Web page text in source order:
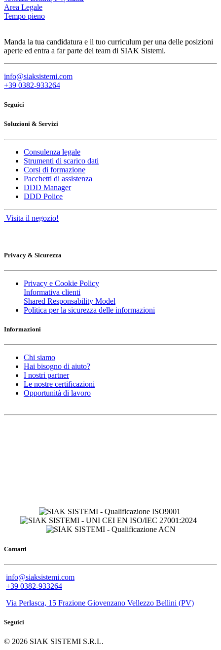
Area Legale
Tempo pieno
Manda la tua candidatura e il tuo curriculum per una delle posizioni
aperte ed entra a far parte del team di SIAK Sistemi.
info@siaksistemi.com
+39 0382-933264
Seguici
Soluzioni & Servizi
Consulenza legale
Strumenti di scarico dati
Corsi di formazione
Pacchetti di assistenza
DDD Manager
DDD Police
Visita il negozio!
Privacy & Sicurezza
Privacy e Cookie Policy
Informativa clienti
Shared Responsability Model
Politica per la sicurezza delle informazioni
Informazioni
Chi siamo
Hai bisogno di aiuto?
I nostri partner
Le nostre certificazioni
Opportunità di lavoro
Contatti
info@siaksistemi.com
+39 0382-933264
Via Perlasca, 15 Frazione Giovenzano Vellezzo Bellini (PV)
Seguici
© 2026 SIAK SISTEMI S.R.L.